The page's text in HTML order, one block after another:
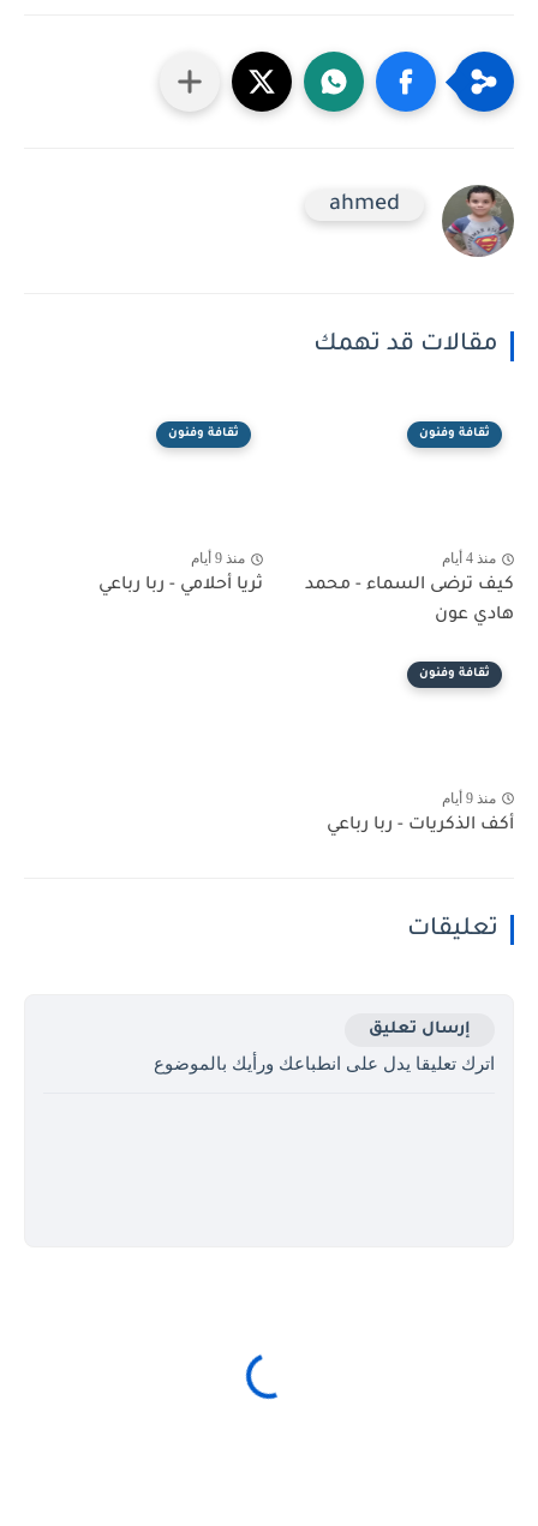
ahmed
مقالات قد تهمك
ثقافة وفنون
منذ 4 أيام
كيف ترضى السماء - محمد
هادي عون
ثقافة وفنون
منذ 9 أيام
ثريا أحلامي - ربا رباعي
ثقافة وفنون
منذ 9 أيام
أكف الذكريات - ربا رباعي
تعليقات
إرسال تعليق
اترك تعليقا يدل على انطباعك ورأيك بالموضوع